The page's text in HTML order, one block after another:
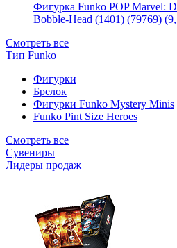
Фигурка Funko POP Marvel:
Bobble-Head (1401) (79769)
Смотреть все
Тип Funko
Фигурки
Брелок
Фигурки Funko Mystery Minis
Funko Pint Size Heroes
Смотреть все
Сувениры
Лидеры продаж